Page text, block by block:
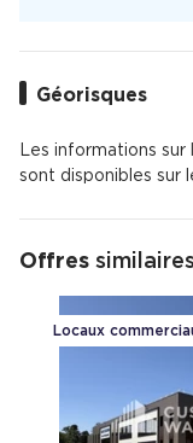
Géorisques
Les informations
sont disponibles sur
Offres similaires
Locaux